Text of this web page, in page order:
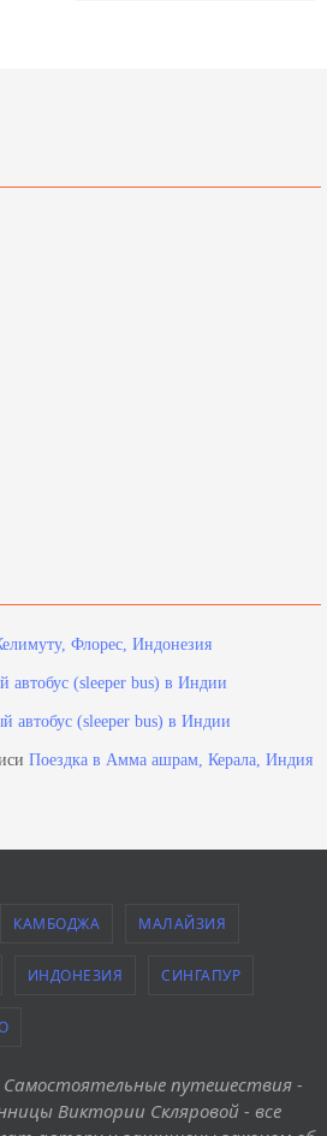
Флорес, Индонезия
автобус (sleeper bus) в Индии
автобус (sleeper bus) в Индии
Поездка в Амма ашрам, Керала, Индия
КАМБОДЖА МАЛАЙЗИЯ
ИНДОНЕЗИЯ СИНГАПУР
Самостоятельные путешествия -
Виктории Скляровой - все